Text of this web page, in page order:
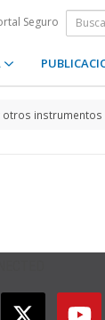
Seguro
otros instrumentos